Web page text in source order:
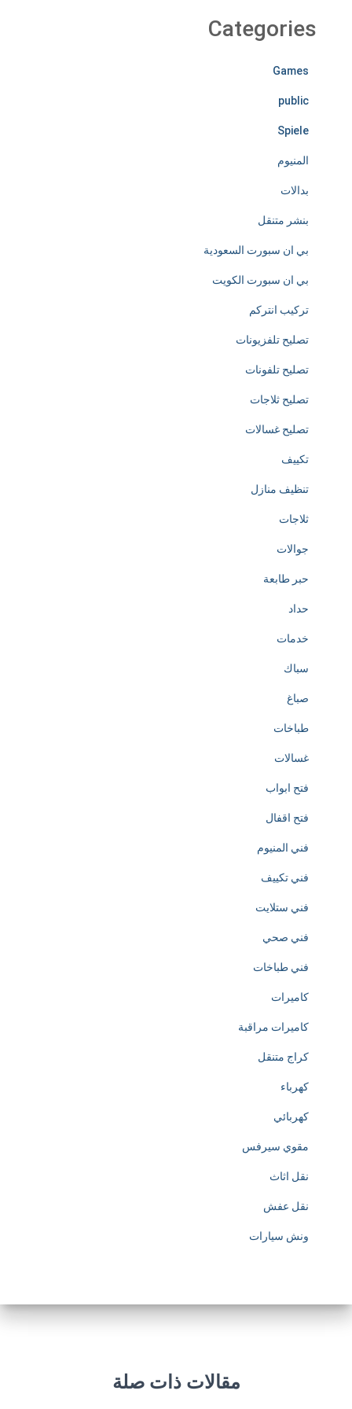
e
s
s
y
d
e
d
c
a
e
d
o
h
e
c
e
a
o
n
o
h
p
s
w
w
.
Categories
Games
public
Spiele
المنيوم
بدالات
بنشر متنقل
بي ان سبورت السعودية
بي ان سبورت الكويت
تركيب انتركم
تصليح تلفزيونات
تصليح تلفونات
تصليح ثلاجات
تصليح غسالات
تكييف
تنظيف منازل
ثلاجات
جوالات
حبر طابعة
حداد
خدمات
سباك
صباغ
طباخات
غسالات
فتح ابواب
فتح اقفال
فني المنيوم
فني تكييف
فني ستلايت
فني صحي
فني طباخات
كاميرات
كاميرات مراقبة
كراج متنقل
كهرباء
كهربائي
مقوي سيرفس
نقل اثاث
نقل عفش
ونش سيارات
مقالات ذات صلة